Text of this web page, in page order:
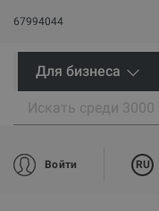
67994044
Для бизнеса
Войти RU